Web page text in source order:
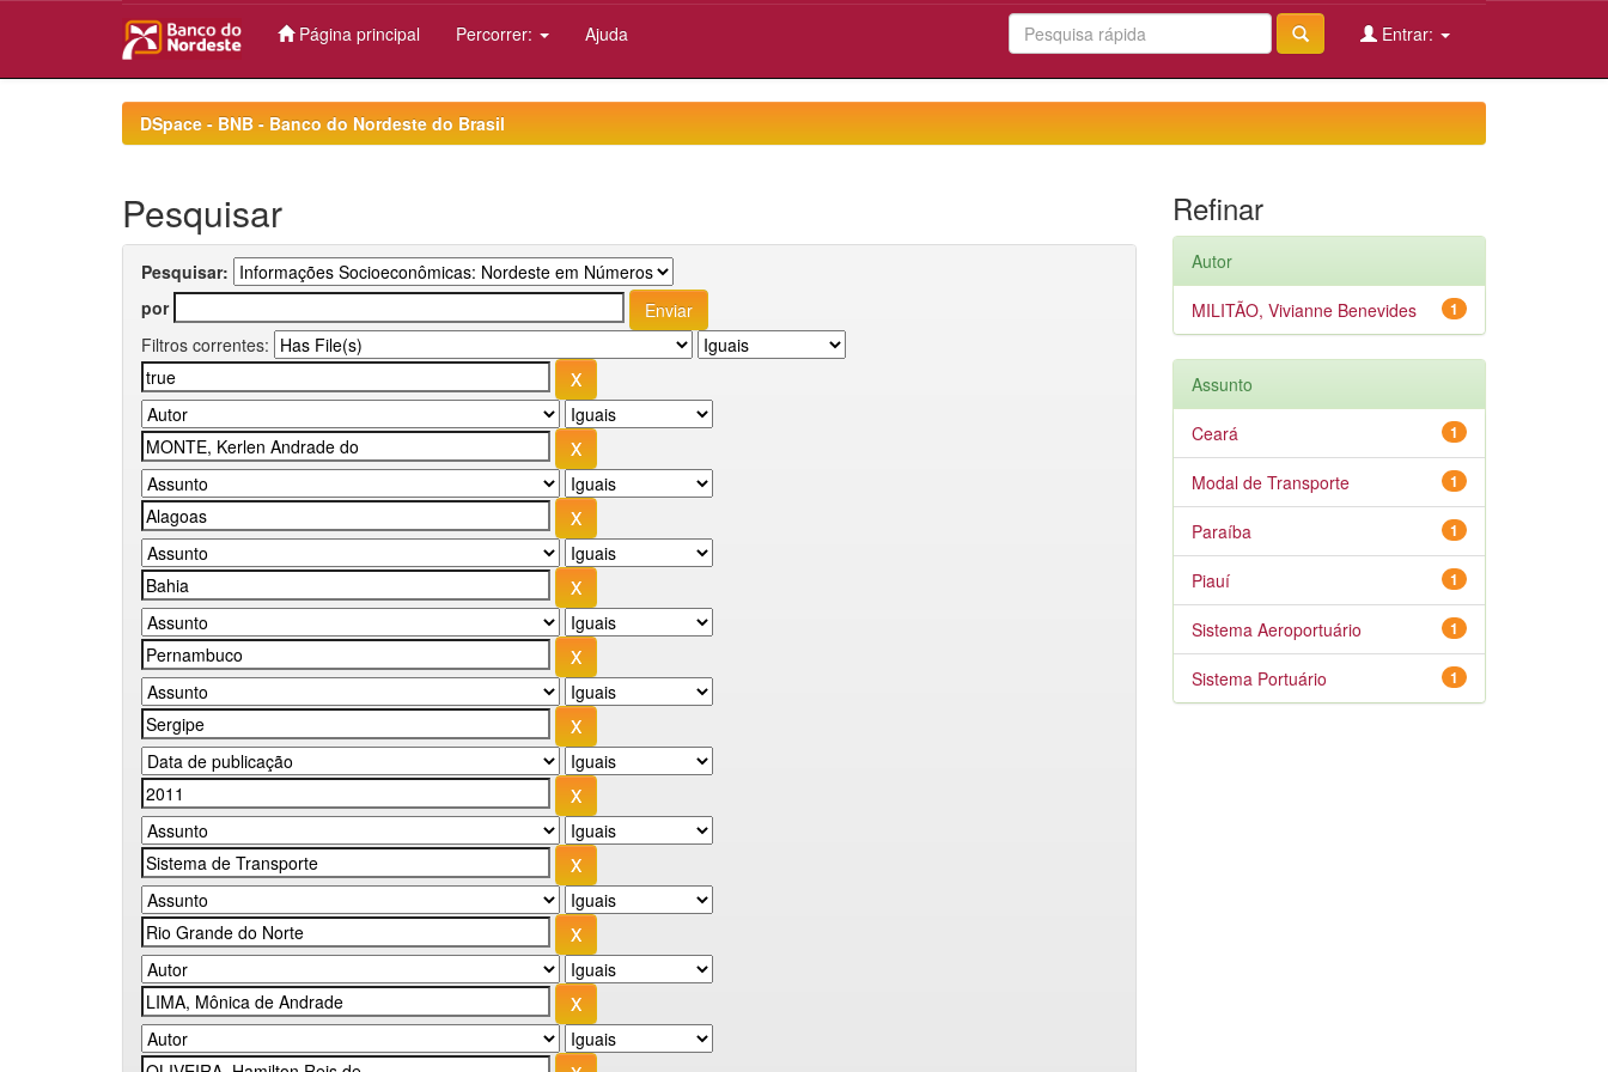
Página principal Percorrer: Ajuda Entrar:
DSpace - BNB - Banco do Nordeste do Brasil
Pesquisar
Pesquisar:
por
Filtros correntes:
Refinar
Autor
1
MILITÃO, Vivianne Benevides
Assunto
1
Ceará
1
Modal de Transporte
1
Paraíba
1
Piauí
1
Sistema Aeroportuário
1
Sistema Portuário